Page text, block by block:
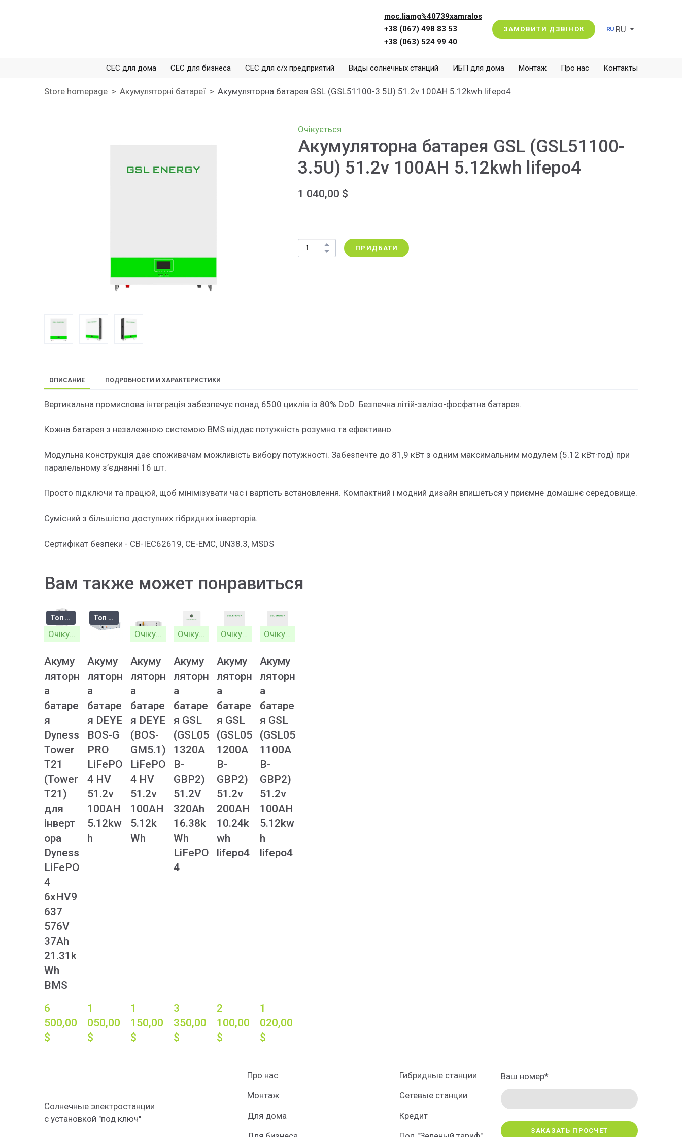
moc.liamg%40739xamralos
+38 (067) 498 83 53
+38 (063) 524 99 40
ЗАМОВИТИ ДЗВІНОК RU
СЕС для дома СЕС для бизнеса СЕС для с/х предприятий Виды солнечных станций ИБП для дома Монтаж Про нас Контакты
Store homepage Акумуляторні батареї Акумуляторна батарея GSL (GSL51100-3.5U) 51.2v 100AH 5.12kwh lifepo4
Очікується
Акумуляторна батарея GSL (GSL51100-
3.5U) 51.2v 100AH 5.12kwh lifepo4
1 040,00 $
ПРИДБАТИ
ОПИСАНИЕ ПОДРОБНОСТИ И ХАРАКТЕРИСТИКИ
Вертикальна промислова інтеграція забезпечує понад 6500 циклів із 80% DoD. Безпечна літій-залізо-фосфатна батарея.
Кожна батарея з незалежною системою BMS віддає потужність розумно та ефективно.
Модульна конструкція дає споживачам можливість вибору потужності. Забезпечте до 81,9 кВт з одним максимальним модулем (5.12 кВт·год) при
паралельному з’єднанні 16 шт.
Просто підключи та працюй, щоб мінімізувати час і вартість встановлення. Компактний і модний дизайн впишеться у приємне домашнє середовище.
Сумісний з більшістю доступних гібридних інверторів.
Сертифікат безпеки - CB-IEC62619, CE-EMC, UN38.3, MSDS
Вам также может понравиться
Топ продажів
Очікується
Акуму
ляторн
а
батаре
я
Dyness
Tower
T21
(Tower
T21)
для
інверт
ора
Dyness
LiFePO
4
6xHV9
637
576V
37Ah
21.31k
Wh
BMS
6
500,00
$
Топ продажів
Акуму
ляторн
а
батаре
я DEYE
BOS-G
PRO
LiFePO
4 HV
51.2v
100AH
5.12kw
h
1
050,00
$
Очікується
Акуму
ляторн
а
батаре
я DEYE
(BOS-
GM5.1)
LiFePO
4 HV
51.2v
100AH
5.12k
Wh
1
150,00
$
Очікується
Акуму
ляторн
а
батаре
я GSL
(GSL05
1320A
B-
GBP2)
51.2V
320Ah
16.38k
Wh
LiFePO
4
3
350,00
$
Очікується
Акуму
ляторн
а
батаре
я GSL
(GSL05
1200A
B-
GBP2)
51.2v
200AH
10.24k
wh
lifepo4
2
100,00
$
Очікується
Акуму
ляторн
а
батаре
я GSL
(GSL05
1100A
B-
GBP2)
51.2v
100AH
5.12kw
h
lifepo4
1
020,00
$
Солнечные электростанции
с установкой "под ключ"
Про нас
Монтаж
Для дома
Гибридные станции
Сетевые станции
Кредит
Ваш номер*
ЗАКАЗАТЬ ПРОСЧЕТ